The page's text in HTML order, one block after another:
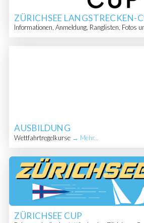
ZÜRICHSEE LANGSTRECKEN-
Informationen, Anmeldung, Ranglisten, Fotos
AUSBILDUNG
Wettfahrtregelkurse → Mehr...
ZÜRICHSEE CUP